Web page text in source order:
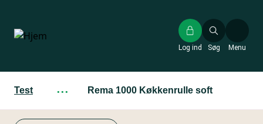
hovedindhold
Søg
Log ind Menu
Test ··· Rema 1000 Køkkenrulle soft